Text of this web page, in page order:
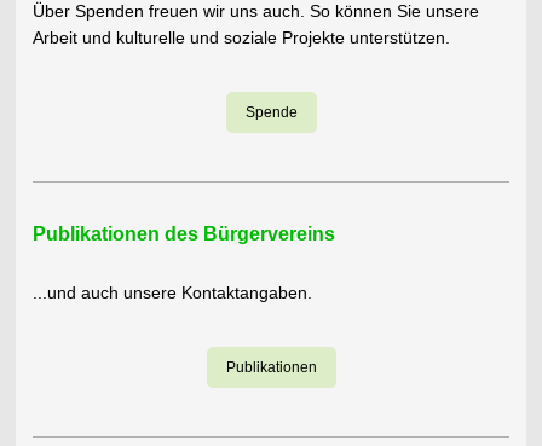
Über Spenden freuen wir uns auch. So können Sie unsere
Arbeit und kulturelle und soziale Projekte unterstützen.
Spende
Publikationen des Bürgervereins
...und auch unsere Kontaktangaben.
Publikationen